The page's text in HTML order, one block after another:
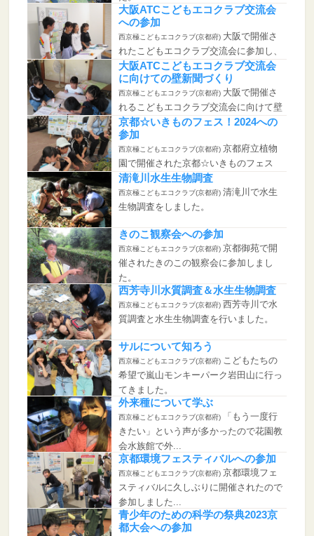
大阪ATCこどもエコクラブ交流会
への参加
西京極こどもエコクラブ(京都府) 大阪で開催さ
れたこどもエコクラブ交流会に参加し、
活動報告を行...
大阪ATCこどもエコクラブ交流会
に向けての壁新聞づくり
西京極こどもエコクラブ(京都府) 大阪で開催さ
れるこどもエコクラブ交流会に向けて壁
新聞づくりを...
京都☆いきものフェス！2024への
参加
西京極こどもエコクラブ(京都府) 京都府立植物
園で開催された京都☆いきものフェス
2024！に参...
清滝川水生生物調査
西京極こどもエコクラブ(京都府) 清滝川で水生
生物調査をしました。
きのこ観察会への参加
西京極こどもエコクラブ(京都府) 京都御苑で開
催されたきのこの観察会に参加しまし
た。
西芳寺川水質調査＆水生生物調査
西京極こどもエコクラブ(京都府) 西芳寺川で水
質調査と水生生物調査を行いました。
サルについて知ろう
西京極こどもエコクラブ(京都府) こどもたちの
希望で嵐山モンキーパーク岩田山に行っ
てきました。
外来種について学ぶ
西京極こどもエコクラブ(京都府)
「もう一度行
きたい」という声が多かったので花園教
会水族館で外...
京都環境フェスティバルへの参加
西京極こどもエコクラブ(京都府) 京都環境フェ
スティバルに久しぶりに開催されたので
参加しました...
青少年のための科学の祭典2023京
都大会への参加